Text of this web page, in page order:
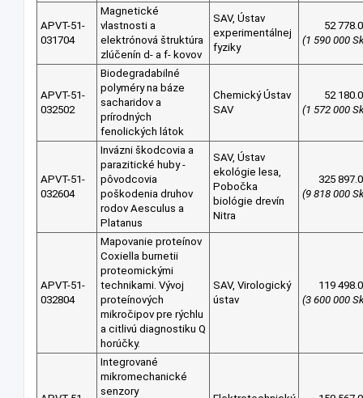
APVT-51-
031704
Magnetické
vlastnosti a
elektrónová štruktúra
zlúčenín d- a f- kovov
SAV, Ústav
experimentálnej
fyziky
52
(1 590 000
APVT-51-
032502
Biodegradabilné
polyméry na báze
sacharidov a
prírodných
fenolických látok
Chemický Ústav
SAV
52
(1 572 000
APVT-51-
032604
Invázni škodcovia a
parazitické huby -
pôvodcovia
poškodenia druhov
rodov Aesculus a
Platanus
SAV, Ústav
ekológie lesa,
Pobočka
biológie drevín
Nitra
325
(9 818 000
APVT-51-
032804
Mapovanie proteínov
Coxiella burnetii
proteomickými
technikami. Vývoj
proteínových
mikročipov pre rýchlu
a citlivú diagnostiku Q
horúčky.
SAV, Virologický
ústav
119
(3 600 000
Integrované
mikromechanické
senzory